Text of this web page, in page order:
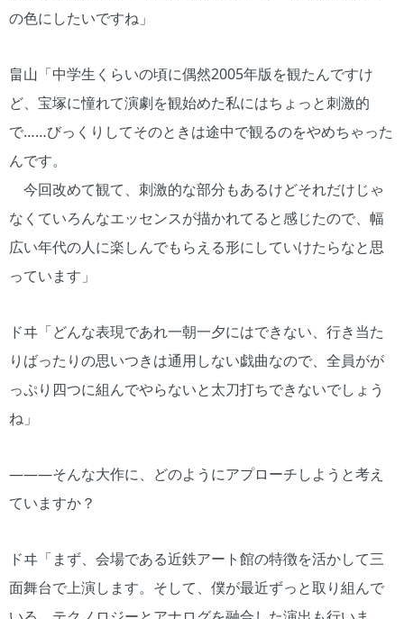
の色にしたいですね」
畠山「中学生くらいの頃に偶然2005年版を観たんですけ
ど、宝塚に憧れて演劇を観始めた私にはちょっと刺激的
で……びっくりしてそのときは途中で観るのをやめちゃった
んです。
今回改めて観て、刺激的な部分もあるけどそれだけじゃ
なくていろんなエッセンスが描かれてると感じたので、幅
広い年代の人に楽しんでもらえる形にしていけたらなと思
っています」
ドヰ「どんな表現であれ一朝一夕にはできない、行き当た
りばったりの思いつきは通用しない戯曲なので、全員がが
っぷり四つに組んでやらないと太刀打ちできないでしょう
ね」
―――そんな大作に、どのようにアプローチしようと考え
ていますか？
ドヰ「まず、会場である近鉄アート館の特徴を活かして三
面舞台で上演します。そして、僕が最近ずっと取り組んで